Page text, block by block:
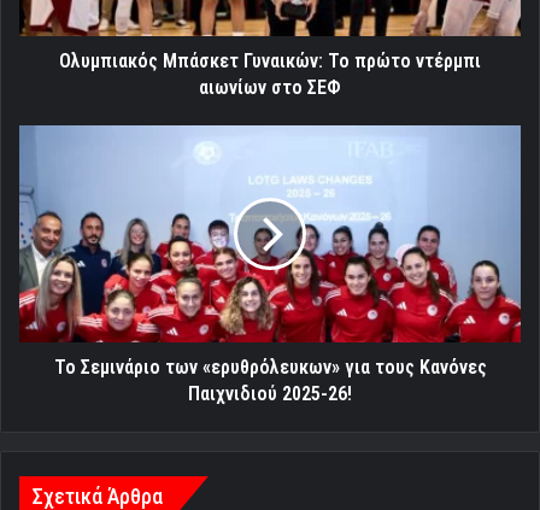
στο
ΣΕΦ
Ολυμπιακός Μπάσκετ Γυναικών: Το πρώτο ντέρμπι
αιωνίων στο ΣΕΦ
των
«ερυθρόλευκων»
για
τους
Κανόνες
Παιχνιδιού
2025-
Το Σεμινάριο των «ερυθρόλευκων» για τους Κανόνες
Παιχνιδιού 2025-26!
Σχετικά Άρθρα